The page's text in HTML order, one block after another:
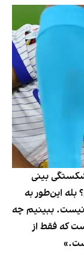
بینی
بله این‌طور به
ببینیم چه
که فقط از